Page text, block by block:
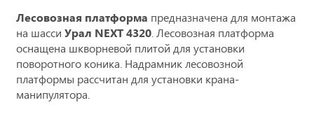
Лесовозная платформа предназначена для монтажа
на шасси Урал NEXT 4320. Лесовозная платформа
оснащена шкворневой плитой для установки
поворотного коника. Надрамник лесовозной
платформы рассчитан для установки крана-
манипулятора.